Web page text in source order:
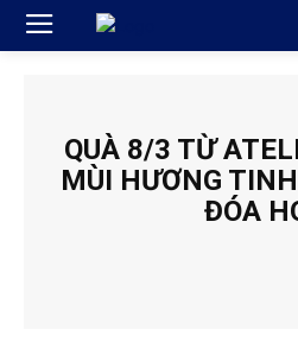
QUÀ 8/3 TỪ
MÙI HƯƠNG
ĐÓA